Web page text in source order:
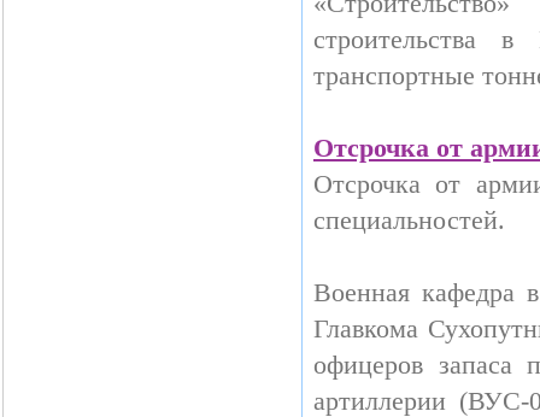
строительства
транспортные
Отсрочка от
Отсрочка от
специальностей.
Военная кафедра
Главкома
офицеров запаса
артиллерии